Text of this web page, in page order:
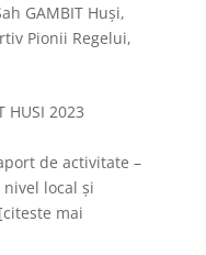
GAMBIT Huși,
Pionii Regelui,
HUSI 2023
de activitate –
local şi
[citeste mai